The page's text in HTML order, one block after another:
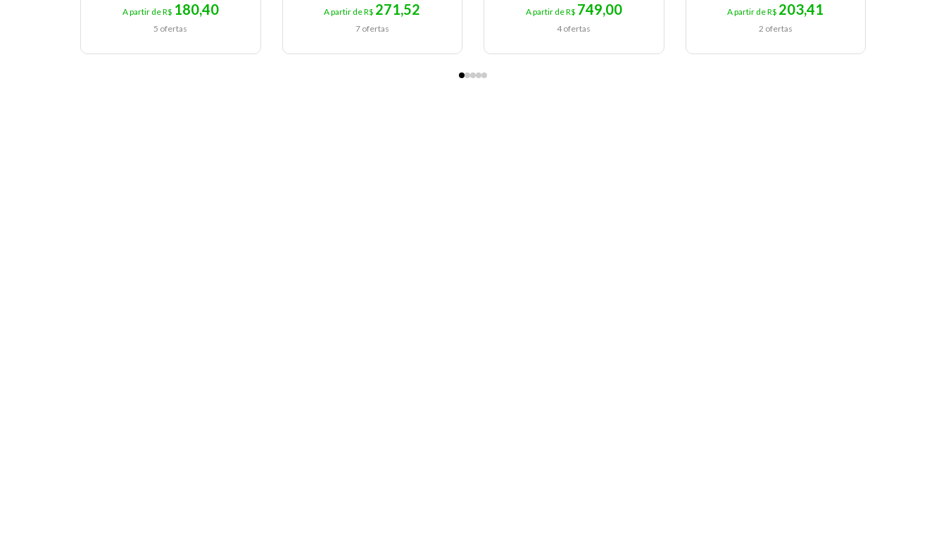
A partir de R$ 180,40
5 ofertas
A partir de R$ 271,52
7 ofertas
A partir de R$ 749,00
4 ofertas
A partir de R$ 203,41
2 ofertas